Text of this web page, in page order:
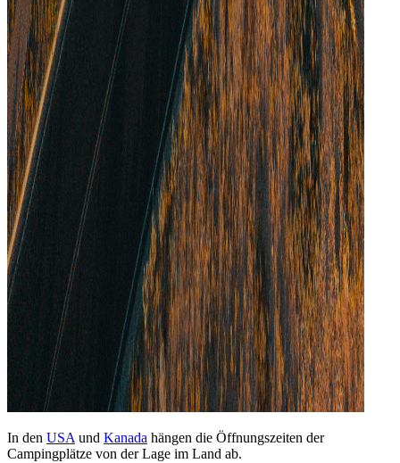
In den USAund Kanada hängen die Öffnungszeiten der
Campingplätze von der Lage im Land ab.